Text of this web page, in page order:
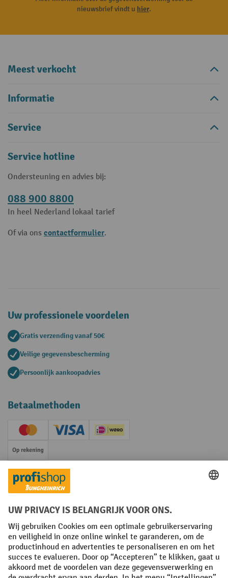
nieuwsbrief vindt u hier.
Meest verkocht
Informatie
Service
Service hotline
Ondersteuning en advies bij:
088 900 8800
In heel Nederland lokaal tarief
Of via ons contactformulier.
Uw professionele voordelen
Gratis verzending vanaf 50€
Veilige gegevensbescherming
Persoonlijk aankoopadvies
Betaalmethoden
Creditcard (Master)Creditcard (Visa)iDEAL | Wero
Op rekening
Sociale netwerken
Facebook
YouTube
LinkedIn
Instagram
Algemene leveringsvoorwaarden Copyright